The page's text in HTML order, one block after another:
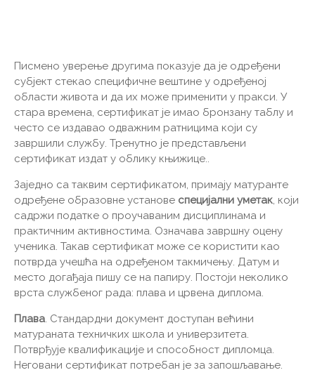
Писмено уверење другима показује да је одређени
субјект стекао специфичне вештине у одређеној
области живота и да их може применити у пракси. У
стара времена, сертификат је имао бронзану таблу и
често се издавао одважним ратницима који су
завршили службу. Тренутно је представљени
сертификат издат у облику књижице..
Заједно са таквим сертификатом, примају матуранте
одређене образовне установе специјални уметак, који
садржи податке о проучаваним дисциплинама и
практичним активностима. Означава завршну оцену
ученика. Такав сертификат може се користити као
потврда учешћа на одређеном такмичењу. Датум и
место догађаја пишу се на папиру. Постоји неколико
врста службеног рада: плава и црвена диплома.
Плава. Стандардни документ доступан већини
матураната техничких школа и универзитета.
Потврђује квалификације и способност дипломца.
Неговани сертификат потребан је за запошљавање.